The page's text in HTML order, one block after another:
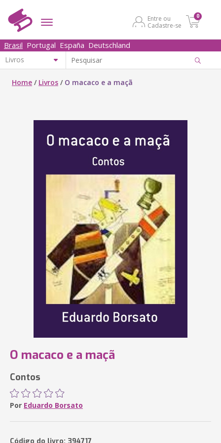
Entre ou
Cadastre-se
0
Brasil Portugal España Deutschland
Home / Livros / O macaco e a maçã
O macaco e a maçã
Contos
Por Eduardo Borsato